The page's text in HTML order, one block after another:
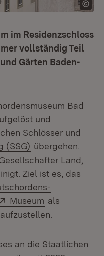
im Residenzschloss
vollständig Teil
Gärten Baden-
Bad
und
Schlösser und
(SSG) (Öffnet in neuem
übergehen.
Land,
Ziel ist es, das
Fenster)
Extern:
Museum (Öffnet in
als
an die Staatlichen